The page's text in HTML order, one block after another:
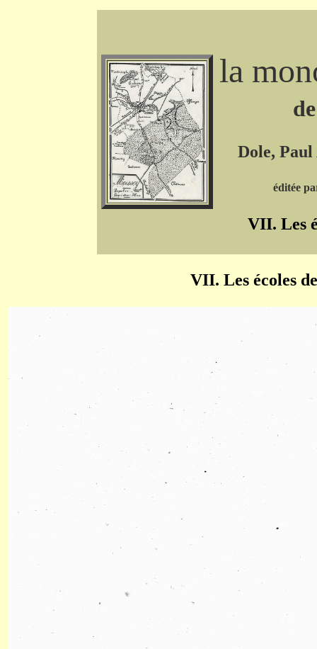
la
Dole,
éditée
VII. Les
VII. Les écoles